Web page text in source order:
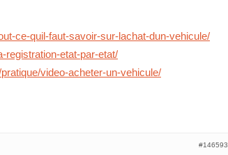
ce-quil-faut-savoir-sur-lachat-dun-vehicule/
registration-etat-par-etat/
video-acheter-un-vehicule/
#146593